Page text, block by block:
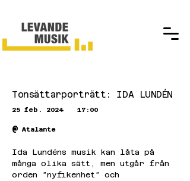
Tonsättarporträtt: IDA LUNDÉN
25 feb. 2024 17:00
@ Atalante
Ida Lundéns musik kan låta på
många olika sätt, men utgår från
orden ”nyfikenhet” och